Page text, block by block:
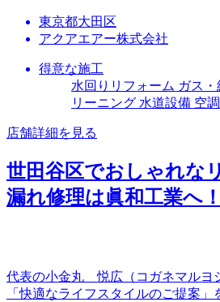
東京都大田区
アクアエアー株式会社
得意な施工
水回りリフォーム ガス
リーニング 水道設備 空
店舗詳細を見る
世田谷区でおしゃれな
漏れ修理は眞和工業へ！
代表の小金丸 悦広（コガネマルヨ
「快適なライフスタイルのご提案